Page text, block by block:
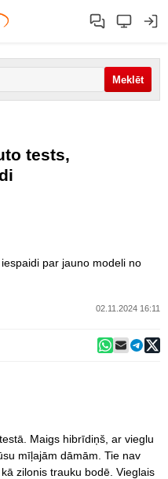
tests,
par jauno modeli no
02.11.2024 16:11
Maigs hibrīdiņš, ar vieglu
mīļajām dāmām. Tie nav
zilonis trauku bodē. Vieglais